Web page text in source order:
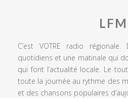
LFM
C’est VOTRE radio régionale.
quotidiens et une matinale qui
qui font l’actualité locale. Le
toute la journée au rythme des
et des chansons populaires